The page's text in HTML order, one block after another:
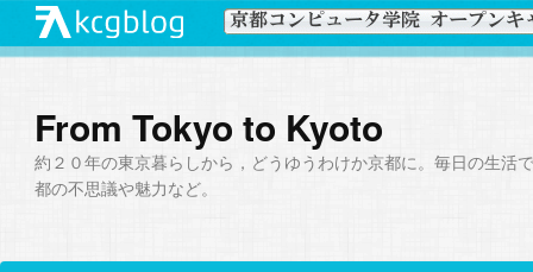
From Tokyo to Kyoto
約２０年の東京暮らしから，どうゆうわけか京都に。毎日の生活
都の不思議や魅力など。